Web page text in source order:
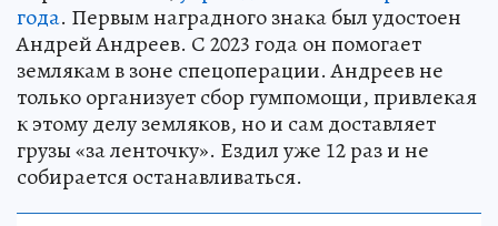
года. Первым наградного знака был удостоен
Андрей Андреев. С 2023 года он помогает
землякам в зоне спецоперации. Андреев не
только организует сбор гумпомощи, привлекая
к этому делу земляков, но и сам доставляет
грузы «за ленточку». Ездил уже 12 раз и не
собирается останавливаться.